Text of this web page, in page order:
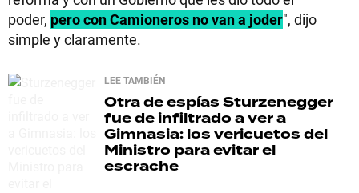
poder, pero con Camioneros no van a joder", dijo
simple y claramente.
LEE TAMBIÉN
Otra de espías Sturzenegger
fue de infiltrado a ver a
Gimnasia: los vericuetos del
Ministro para evitar el
escrache